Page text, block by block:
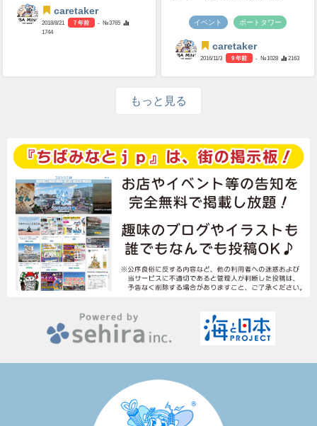
caretaker
2018/8/21 7 年前
- №3765
1744
イベント ポートタワー
caretaker
2016/11/3 9 年前 - №1028 2163
もっと見る